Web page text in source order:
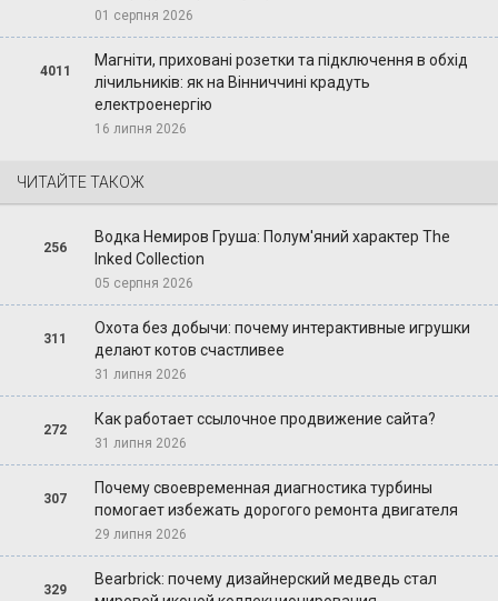
01 серпня 2026
4011
Магніти, приховані розетки та підключення в обхід
лічильників: як на Вінниччині крадуть
електроенергію
16 липня 2026
ЧИТАЙТЕ ТАКОЖ
256
Водка Немиров Груша: Полум'яний характер The
Inked Collection
05 серпня 2026
311
Охота без добычи: почему интерактивные игрушки
делают котов счастливее
31 липня 2026
272
Как работает ссылочное продвижение сайта?
31 липня 2026
307
Почему своевременная диагностика турбины
помогает избежать дорогого ремонта двигателя
29 липня 2026
329
Bearbrick: почему дизайнерский медведь стал